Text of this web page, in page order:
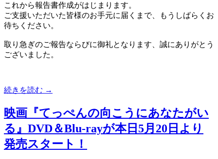
これから報告書作成がはじまります。
ご支援いただいた皆様のお手元に届くまで、もうしばらくお
待ちください。
取り急ぎのご報告ならびに御礼となります、誠にありがとう
ございました。
続きを読む →
映画『てっぺんの向こうにあなたがい
る』DVD＆Blu-rayが本日5月20日より
発売スタート！